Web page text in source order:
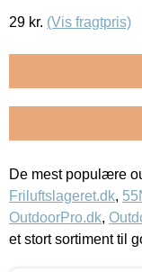
29 kr. (Vis fragtpris)
De mest populære
Friluftslageret.dk,
OutdoorPro.dk,
et stort sortiment til